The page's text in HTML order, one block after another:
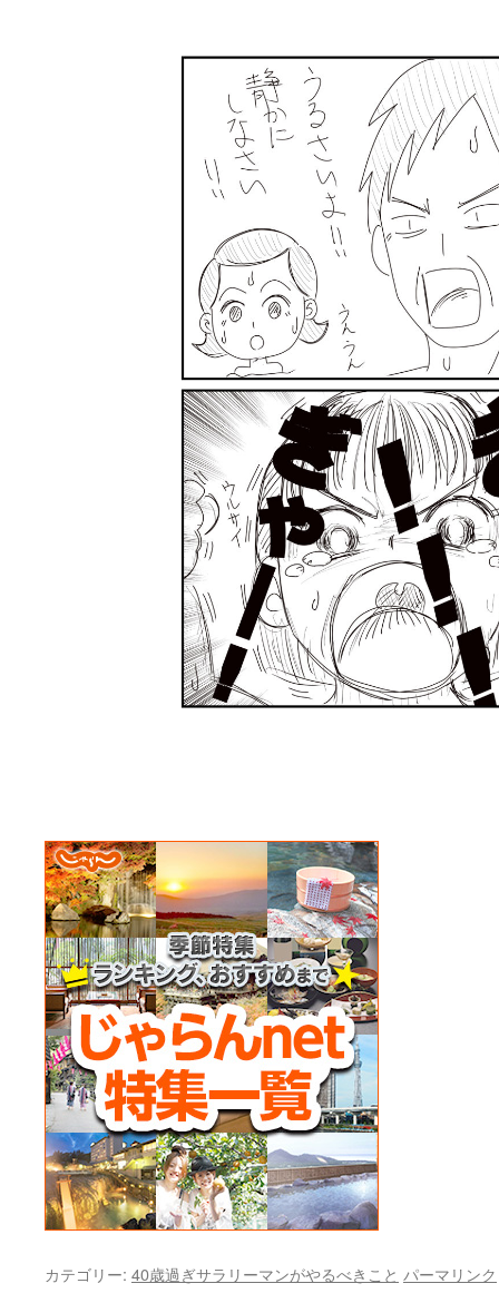
カテゴリー: 40歳過ぎサラリーマンがやるべきこと パーマリンク